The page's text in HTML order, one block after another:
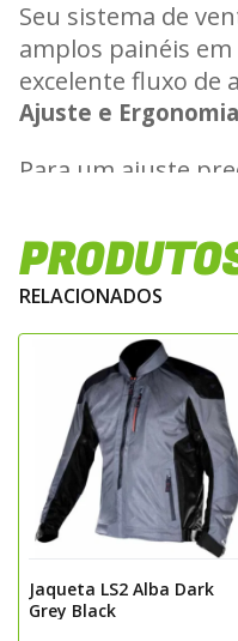
Seu sistema de
amplos painéis
excelente fluxo de
Ajuste e Ergonomia
Para um ajuste
antebraços,
ideal.
Uso e Aplicação
Seja para o uso
viagens em
Alba é a escolha
proteção sem
RELACIONADOS
Jaqueta LS2 Alba Dark
Grey Black